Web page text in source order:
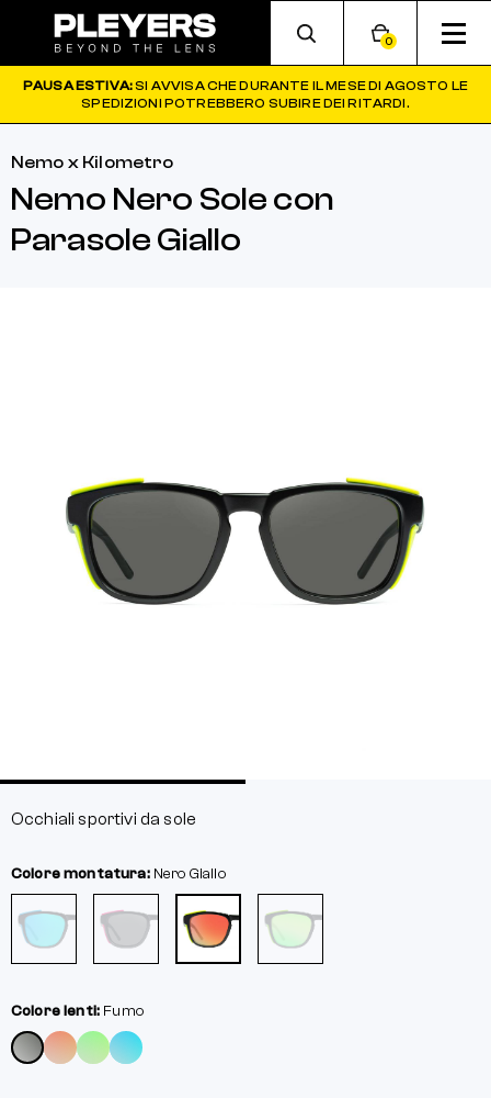
0
PAUSA ESTIVA:SI AVVISA CHE DURANTE IL MESE DI AGOSTO LE
SPEDIZIONI POTREBBERO SUBIRE DEI RITARDI.
Nemo x Kilometro
Nemo Nero Sole con
Parasole Giallo
Occhiali sportivi da sole
Colore montatura: Nero Giallo
Colore lenti: Fumo